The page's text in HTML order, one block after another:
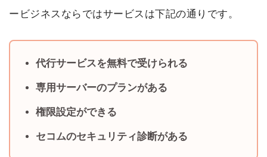
ービジネスならではサービスは下記の通りです。
代行サービスを無料で受けられる
専用サーバーのプランがある
権限設定ができる
セコムのセキュリティ診断がある